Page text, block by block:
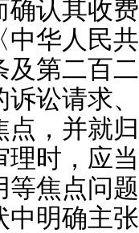
认其收
中华人民
第二百
诉讼请求
点，并就
理时，应
等焦点问
明确主